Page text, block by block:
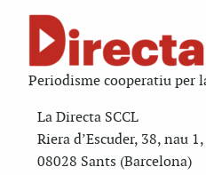
Periodisme cooperatiu per
La Directa SCCL
Riera d’Escuder, 38, nau
08028 Sants (Barcelona)